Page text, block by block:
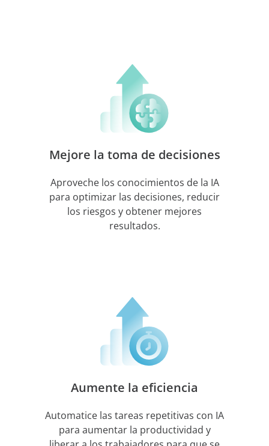
Mejore la toma de decisiones
Aproveche los conocimientos de la IA
para optimizar las decisiones, reducir
los riesgos y obtener mejores
resultados.
Aumente la eficiencia
Automatice las tareas repetitivas con IA
para aumentar la productividad y